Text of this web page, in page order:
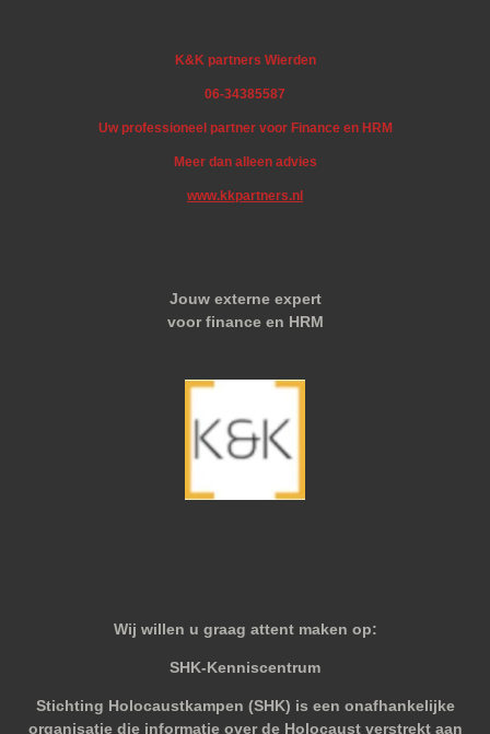
K&K partners Wierden
06-34385587
Uw professioneel partner voor Finance en HRM
Meer dan alleen advies
www.kkpartners.nl
Jouw externe expert
voor finance en HRM
Wij willen u graag attent maken op:
SHK-Kenniscentrum
Stichting Holocaustkampen (SHK) is een onafhankelijke
organisatie die informatie over de Holocaust verstrekt aan